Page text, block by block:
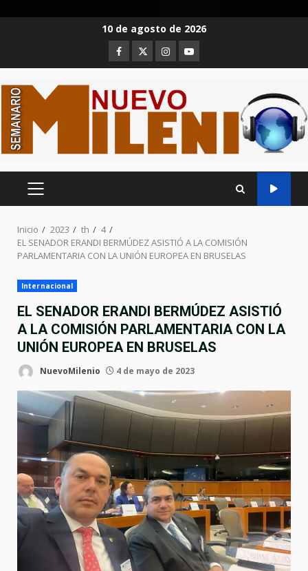
10 de agosto de 2026
Facebook
TwitterInstagram
Youtube
MENÚ
Inicio 2023 th
4
EL SENADOR ERANDI BERMÚDEZ ASISTIÓ A LA COMISIÓN
PARLAMENTARIA CON LA UNIÓN EUROPEA EN BRUSELAS
Internacional
EL SENADOR ERANDI BERMÚDEZ ASISTIÓ
A LA COMISIÓN PARLAMENTARIA CON LA
UNIÓN EUROPEA EN BRUSELAS
NuevoMilenio 4 de mayo de 2023